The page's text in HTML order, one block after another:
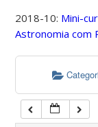
2018-10: Mini-
Astronomia com
5:00
7:00